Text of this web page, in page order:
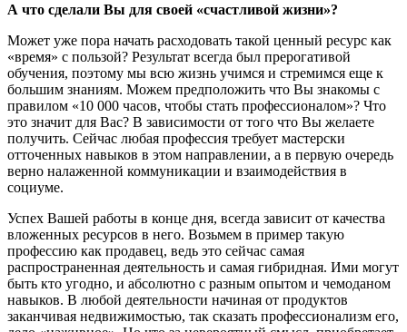
А что сделали Вы для своей «счастливой жизни»?
Может уже пора начать расходовать такой ценный ресурс как
«время» с пользой? Результат всегда был прерогативой
обучения, поэтому мы всю жизнь учимся и стремимся еще к
большим знаниям. Можем предположить что Вы знакомы с
правилом «10 000 часов, чтобы стать профессионалом»? Что
это значит для Вас? В зависимости от того что Вы желаете
получить. Сейчас любая профессия требует мастерски
отточенных навыков в этом направлении, а в первую очередь
верно налаженной коммуникации и взаимодействия в
социуме.
Успех Вашей работы в конце дня, всегда зависит от качества
вложенных ресурсов в него. Возьмем в пример такую
профессию как продавец, ведь это сейчас самая
распространенная деятельность и самая гибридная. Ими могут
быть кто угодно, и абсолютно с разным опытом и чемоданом
навыков. В любой деятельности начиная от продуктов
заканчивая недвижимостью, так сказать профессионализм его,